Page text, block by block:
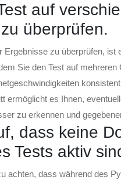
auf
überprüfen.
Ergebnisse zu überprüfen,
Sie den Test auf
ermöglicht es Ihnen,
zu erkennen und
dass keine
Tests aktiv
achten, dass während des